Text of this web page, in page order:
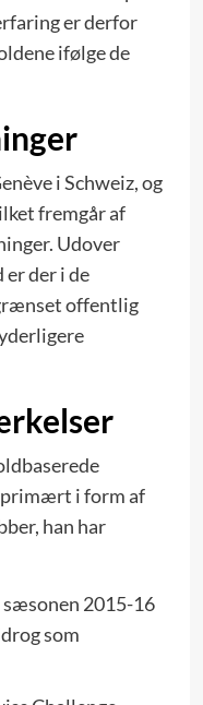
er derfor
ifølge de
i Schweiz, og
fremgår af
Udover
der i de
offentlig
i form af
han har
2015-16
som